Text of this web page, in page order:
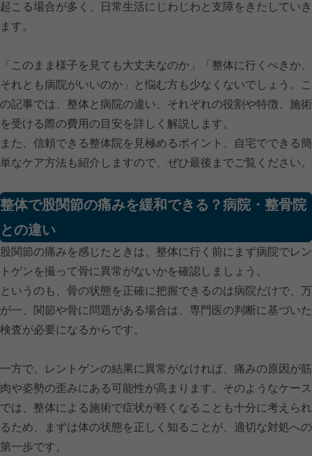
起こる場合が多く、日常生活にじわじわと支障をきたしていき
ます。
「このまま様子を見ても大丈夫なのか」「整体に行くべきか、
それとも病院がいいのか」と悩む方も少なくないでしょう。こ
の記事では、整体と病院の違い、それぞれの役割や特徴、施術
を受ける際の費用の目安を詳しく解説します。
また、信頼できる整体院を見極めるポイント、自宅でできる簡
単なケア方法も紹介しますので、ぜひ最後までご覧ください。
整体で股関節の痛みを緩和できる？病院・整骨院
との違い
股関節の痛みを感じたときは、整体に行く前にまず病院でレン
トゲンを撮って骨に異常がないかを確認しましょう。
というのも、骨の状態を正確に把握できるのは病院だけで、万
が一、関節や骨に問題がある場合は、専門医の判断に基づいた
検査が必要になるからです。
一方で、レントゲンの結果に異常がなければ、痛みの原因が筋
肉や姿勢の歪みにある可能性が高まります。そのようなケース
では、整体による施術で症状が軽くなることも十分に考えられ
るため、まずは体の状態を正しく知ることが、適切な対処への
第一歩です。